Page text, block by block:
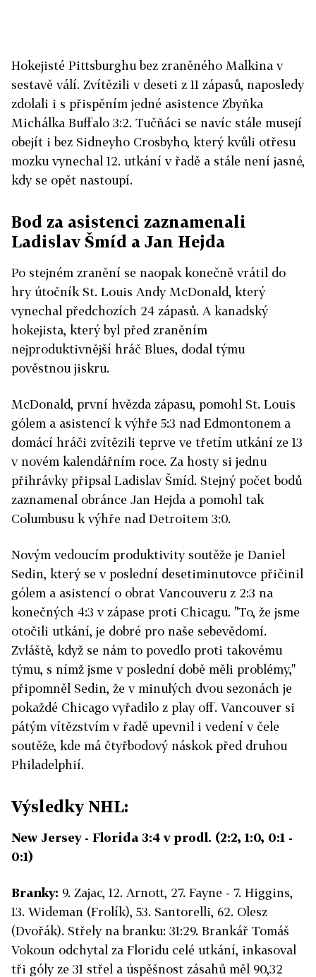
Hokejisté Pittsburghu bez zraněného Malkina v
sestavě válí. Zvítězili v deseti z 11 zápasů, naposledy
zdolali i s přispěním jedné asistence Zbyňka
Michálka Buffalo 3:2. Tučňáci se navíc stále musejí
obejít i bez Sidneyho Crosbyho, který kvůli otřesu
mozku vynechal 12. utkání v řadě a stále není jasné,
kdy se opět nastoupí.
Bod za asistenci zaznamenali
Ladislav Šmíd a Jan Hejda
Po stejném zranění se naopak konečně vrátil do
hry útočník St. Louis Andy McDonald, který
vynechal předchozích 24 zápasů. A kanadský
hokejista, který byl před zraněním
nejproduktivnější hráč Blues, dodal týmu
pověstnou jiskru.
McDonald, první hvězda zápasu, pomohl St. Louis
gólem a asistencí k výhře 5:3 nad Edmontonem a
domácí hráči zvítězili teprve ve třetím utkání ze 13
v novém kalendářním roce. Za hosty si jednu
přihrávky připsal Ladislav Šmíd. Stejný počet bodů
zaznamenal obránce Jan Hejda a pomohl tak
Columbusu k výhře nad Detroitem 3:0.
Novým vedoucím produktivity soutěže je Daniel
Sedin, který se v poslední desetiminutovce přičinil
gólem a asistencí o obrat Vancouveru z 2:3 na
konečných 4:3 v zápase proti Chicagu. "To, že jsme
otočili utkání, je dobré pro naše sebevědomí.
Zvláště, když se nám to povedlo proti takovému
týmu, s nímž jsme v poslední době měli problémy,"
připomněl Sedin, že v minulých dvou sezonách je
pokaždé Chicago vyřadilo z play off. Vancouver si
pátým vítězstvím v řadě upevnil i vedení v čele
soutěže, kde má čtyřbodový náskok před druhou
Philadelphií.
Výsledky NHL:
New Jersey - Florida 3:4 v prodl. (2:2, 1:0, 0:1 -
0:1)
Branky: 9. Zajac, 12. Arnott, 27. Fayne - 7. Higgins,
13. Wideman (Frolík), 53. Santorelli, 62. Olesz
(Dvořák). Střely na branku: 31:29. Brankář Tomáš
Vokoun odchytal za Floridu celé utkání, inkasoval
tři góly ze 31 střel a úspěšnost zásahů měl 90,32